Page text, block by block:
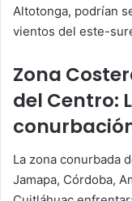
Altotonga, podrían
vientos del este-
Zona
del Centro:
La zona conurbada
Jamapa, Córdoba,